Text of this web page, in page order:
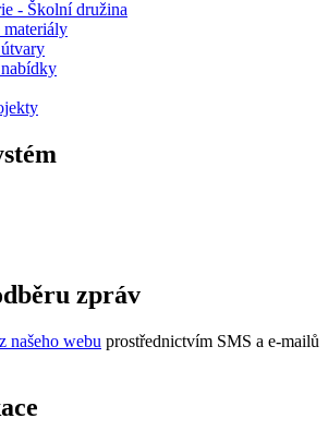
- Školní družina
zpráv
našeho webu prostřednictvím SMS a e-mailů